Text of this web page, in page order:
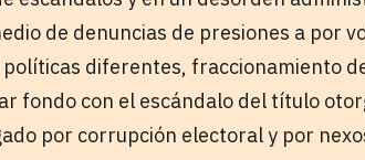
de denuncias de presiones a por
diferentes, fraccionamiento
fondo con el escándalo del título
por corrupción electoral y por